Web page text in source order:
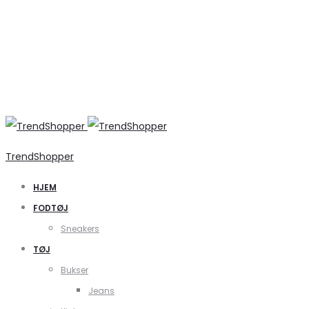
TrendShopper
HJEM
FODTØJ
Sneakers
TØJ
Bukser
Jeans